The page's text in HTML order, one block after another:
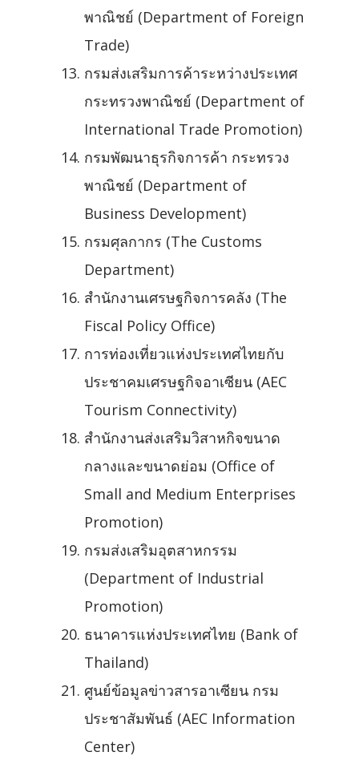
พาณิชย์ (Department of Foreign
Trade)
กรมส่งเสริมการค้าระหว่างประเทศ
กระทรวงพาณิชย์ (Department of
International Trade Promotion)
กรมพัฒนาธุรกิจการค้า กระทรวง
พาณิชย์ (Department of
Business Development)
กรมศุลกากร (The Customs
Department)
สำนักงานเศรษฐกิจการคลัง (The
Fiscal Policy Office)
การท่องเที่ยวแห่งประเทศไทยกับ
ประชาคมเศรษฐกิจอาเซียน (AEC
Tourism Connectivity)
สำนักงานส่งเสริมวิสาหกิจขนาด
กลางและขนาดย่อม (Office of
Small and Medium Enterprises
Promotion)
กรมส่งเสริมอุตสาหกรรม
(Department of Industrial
Promotion)
ธนาคารแห่งประเทศไทย (Bank of
Thailand)
ศูนย์ข้อมูลข่าวสารอาเซียน กรม
ประชาสัมพันธ์ (AEC Information
Center)